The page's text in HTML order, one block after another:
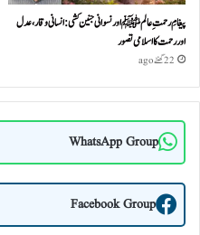
پیغامِ رحمتِ عالمﷺ اور نسوانی جنین کشی: انسانی وقار، عدل
اور رحمت کا اسلامی تصور
22 گھنٹے ago
WhatsApp Group
Facebook Group